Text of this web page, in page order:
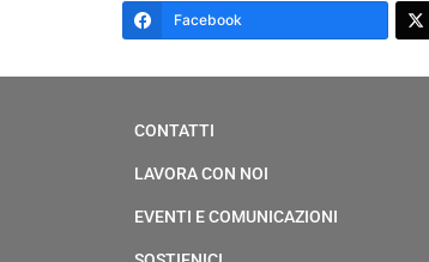
Facebook
CONTATTI
LAVORA CON NOI
EVENTI E COMUNICAZIONI